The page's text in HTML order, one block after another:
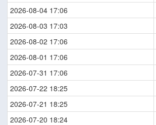
2026-08-04 17:06
2026-08-03 17:03
2026-08-02 17:06
2026-08-01 17:06
2026-07-31 17:06
2026-07-22 18:25
2026-07-21 18:25
2026-07-20 18:24